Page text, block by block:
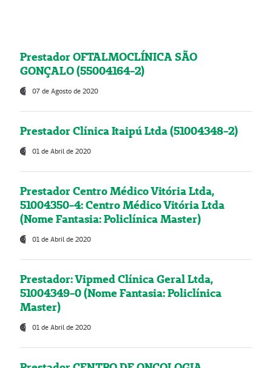
Prestador OFTALMOCLÍNICA SÃO
GONÇALO (55004164-2)
07 de Agosto de 2020
Prestador Clínica Itaipú Ltda (51004348-2)
01 de Abril de 2020
Prestador Centro Médico Vitória Ltda,
51004350-4: Centro Médico Vitória Ltda
(Nome Fantasia: Policlínica Master)
01 de Abril de 2020
Prestador: Vipmed Clínica Geral Ltda,
51004349-0 (Nome Fantasia: Policlínica
Master)
01 de Abril de 2020